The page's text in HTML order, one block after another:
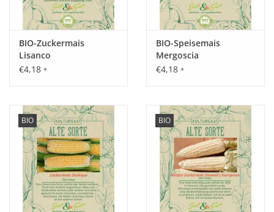
BIO-Zuckermais
Lisanco
€4,18 *
BIO-Speisemais
Mergoscia
€4,18 *
BIO BIO